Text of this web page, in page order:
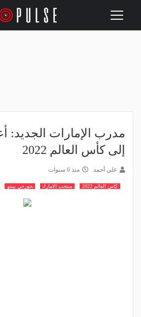
Toggle
مدرب الإمارات الجديد:
إلى كأس العالم 2022
علي أحمد منذ 6 سنوات
كاس العالم 2022 منتخب الامارات خورخي بينتو